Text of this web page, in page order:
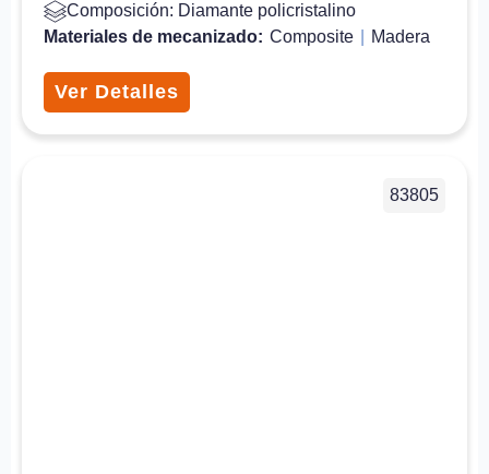
Composición: Diamante policristalino
Materiales de mecanizado: Composite Madera
Ver Detalles
83805